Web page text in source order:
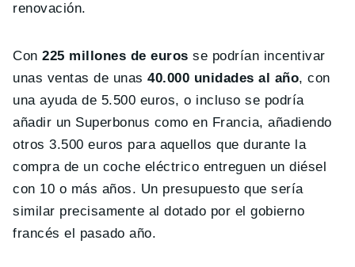
renovación.
Con225 millones de euros se podrían incentivar
unas ventas de unas40.000 unidades al año, con
una ayuda de 5.500 euros, o incluso se podría
añadir un Superbonus como en Francia, añadiendo
otros 3.500 euros para aquellos que durante la
compra de un coche eléctrico entreguen un diésel
con 10 o más años. Un presupuesto que sería
similar precisamente al dotado por el gobierno
francés el pasado año.